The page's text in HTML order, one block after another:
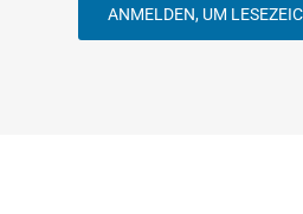
ANMELDEN, UM